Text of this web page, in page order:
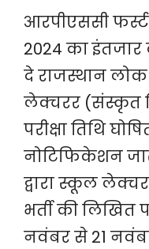
आरपीएससी
2024 का इंतजार
दे राजस्थान
लेक्चरर (संस्कृत
परीक्षा तिथि
नोटिफिकेशन
द्वारा स्कूल
भर्ती की लिखित
नवंबर से 21